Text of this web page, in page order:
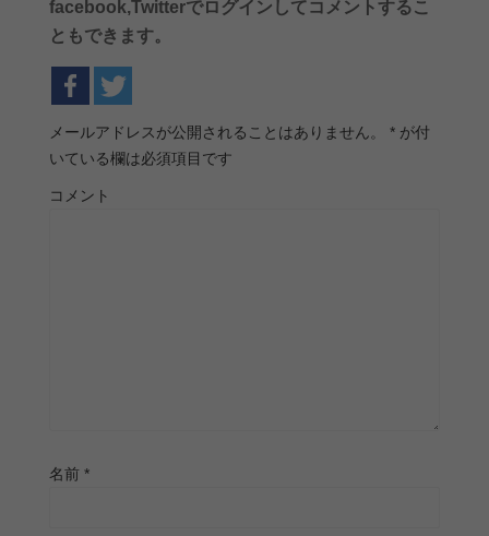
facebook,Twitterでログインしてコメントするこ
ともできます。
メールアドレスが公開されることはありません。 * が付
いている欄は必須項目です
コメント
名前 *